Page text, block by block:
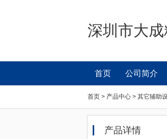
深圳市大
首页 公司简介
首页 > 产品中心 > 其它辅助
产品详情